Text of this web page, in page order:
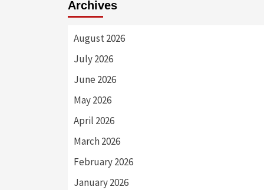
Archives
August 2026
July 2026
June 2026
May 2026
April 2026
March 2026
February 2026
January 2026